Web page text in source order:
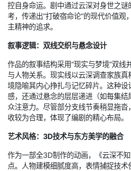
控自身命运。剧中通过云深对身世之谜
考，传递出“打破宿命论”的现代价值观
主精神的追求。
叙事逻辑：双线交织与悬念设计
作品的叙事结构采用“现实与梦境”双线
与人物关系。现实线以云深调查家族
境隐喻其内心挣扎与记忆碎片。这种
感，还通过悬念的层层递进（如每集
众注意力。尽管部分支线节奏稍显拖沓
收较为合理，体现了编剧的精心布局。
艺术风格：3D技术与东方美学的融合
作为一部全3D制作的动画，《云深不
点。人物建模细腻度高，表情捕捉技